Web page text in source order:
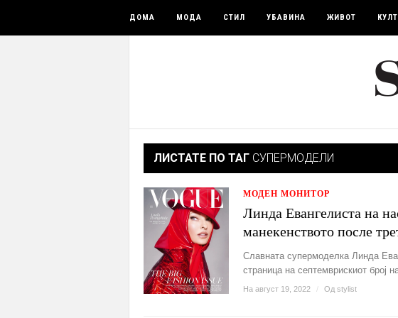
ДОМА МОДА СТИЛ УБАВИНА ЖИВОТ
ЛИСТАТЕ ПО ТАГ СУПЕРМОДЕЛИ
МОДЕН МОНИТОР
Линда Евангелиста на
манекенството после
Славната супермоделка Линда
страница на септемврискиот број
На август 19, 2022 / Од stylist